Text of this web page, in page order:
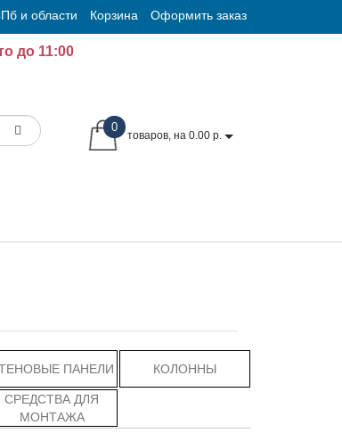
и области Корзина Оформить заказ
до 11:00
0
товаров, на 0.00 р.
ПАНЕЛИ КОЛОННЫ
СРЕДСТВА ДЛЯ
МОНТАЖА